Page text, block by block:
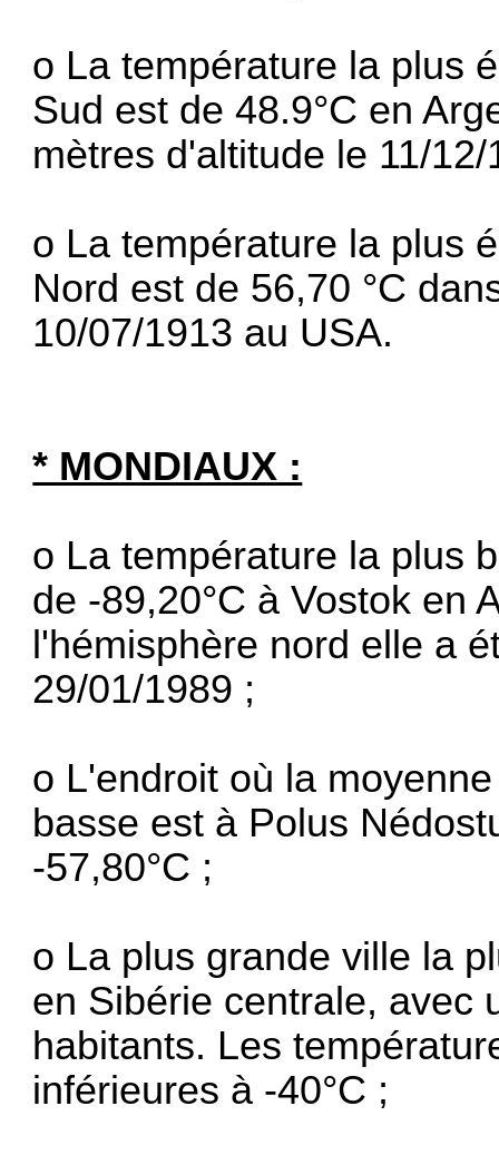
o La température la plus
Sud est de 48.9°C en
mètres d'altitude le 11/12/
o La température la plus
Nord est de 56,70 °C
10/07/1913 au USA.
* MONDIAUX :
o La température la plus
de -89,20°C à Vostok en
l'hémisphère nord elle a
29/01/1989 ;
o L'endroit où la
basse est à Polus
-57,80°C ;
o La plus grande ville la
en Sibérie centrale, avec
habitants. Les
inférieures à -40°C ;